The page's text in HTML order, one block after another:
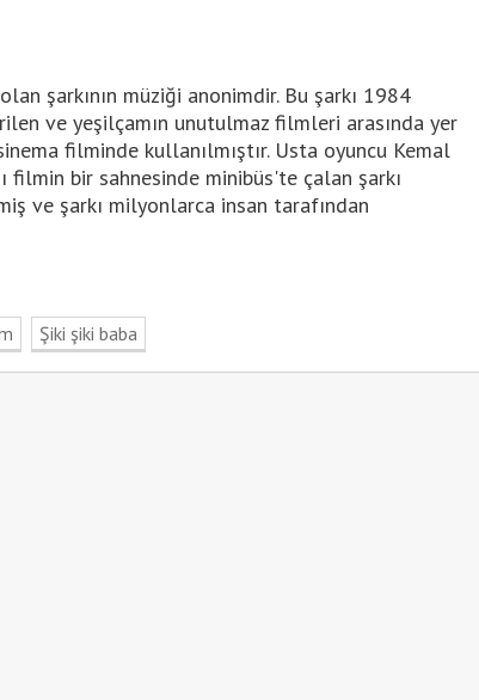
şarkının müziği anonimdir. Bu şarkı 1984
ve yeşilçamın unutulmaz filmleri arasında yer
filminde kullanılmıştır. Usta oyuncu Kemal
filmin bir sahnesinde minibüs'te çalan şarkı
ve şarkı milyonlarca insan tarafından
Şiki şiki baba